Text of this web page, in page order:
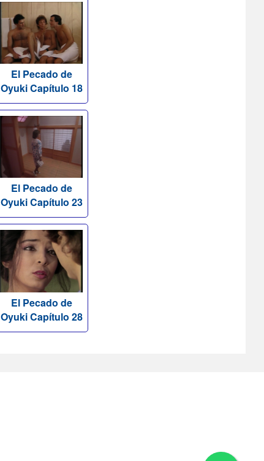
El Pecado de
Oyuki Capítulo 18
El Pecado de
Oyuki Capítulo 23
El Pecado de
Oyuki Capítulo 28